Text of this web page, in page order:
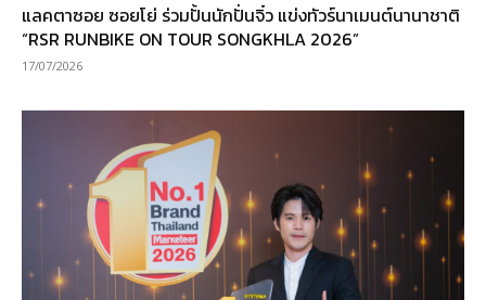
แลคตาซอย ซอยโย่ ร่วมปั้นนักปั่นจิ๋ว แข่งทัวร์นาเมนต์นานาชาติ
“RSR RUNBIKE ON TOUR SONGKHLA 2026”
17/07/2026